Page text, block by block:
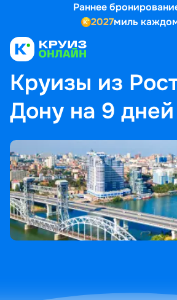
Раннее
2027миль
ГЛАВНАЯ • ПОПУЛЯРНЫЕ НАПРАВЛЕНИЯ
КРУИЗЫ ИЗ РОСТОВА-НА-ДОНУ НА 9 ДНЕЙ
Круизы из
Дону на 9 дней